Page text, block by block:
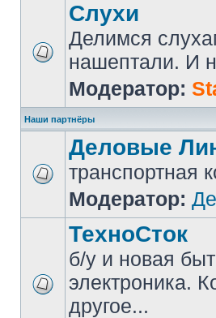
Слухи
Делимся
нашептали. И
Модератор:
Наши партнёры
Деловые
транспортная
Модератор:
ТехноСток
б/у и новая
электроника.
другое...